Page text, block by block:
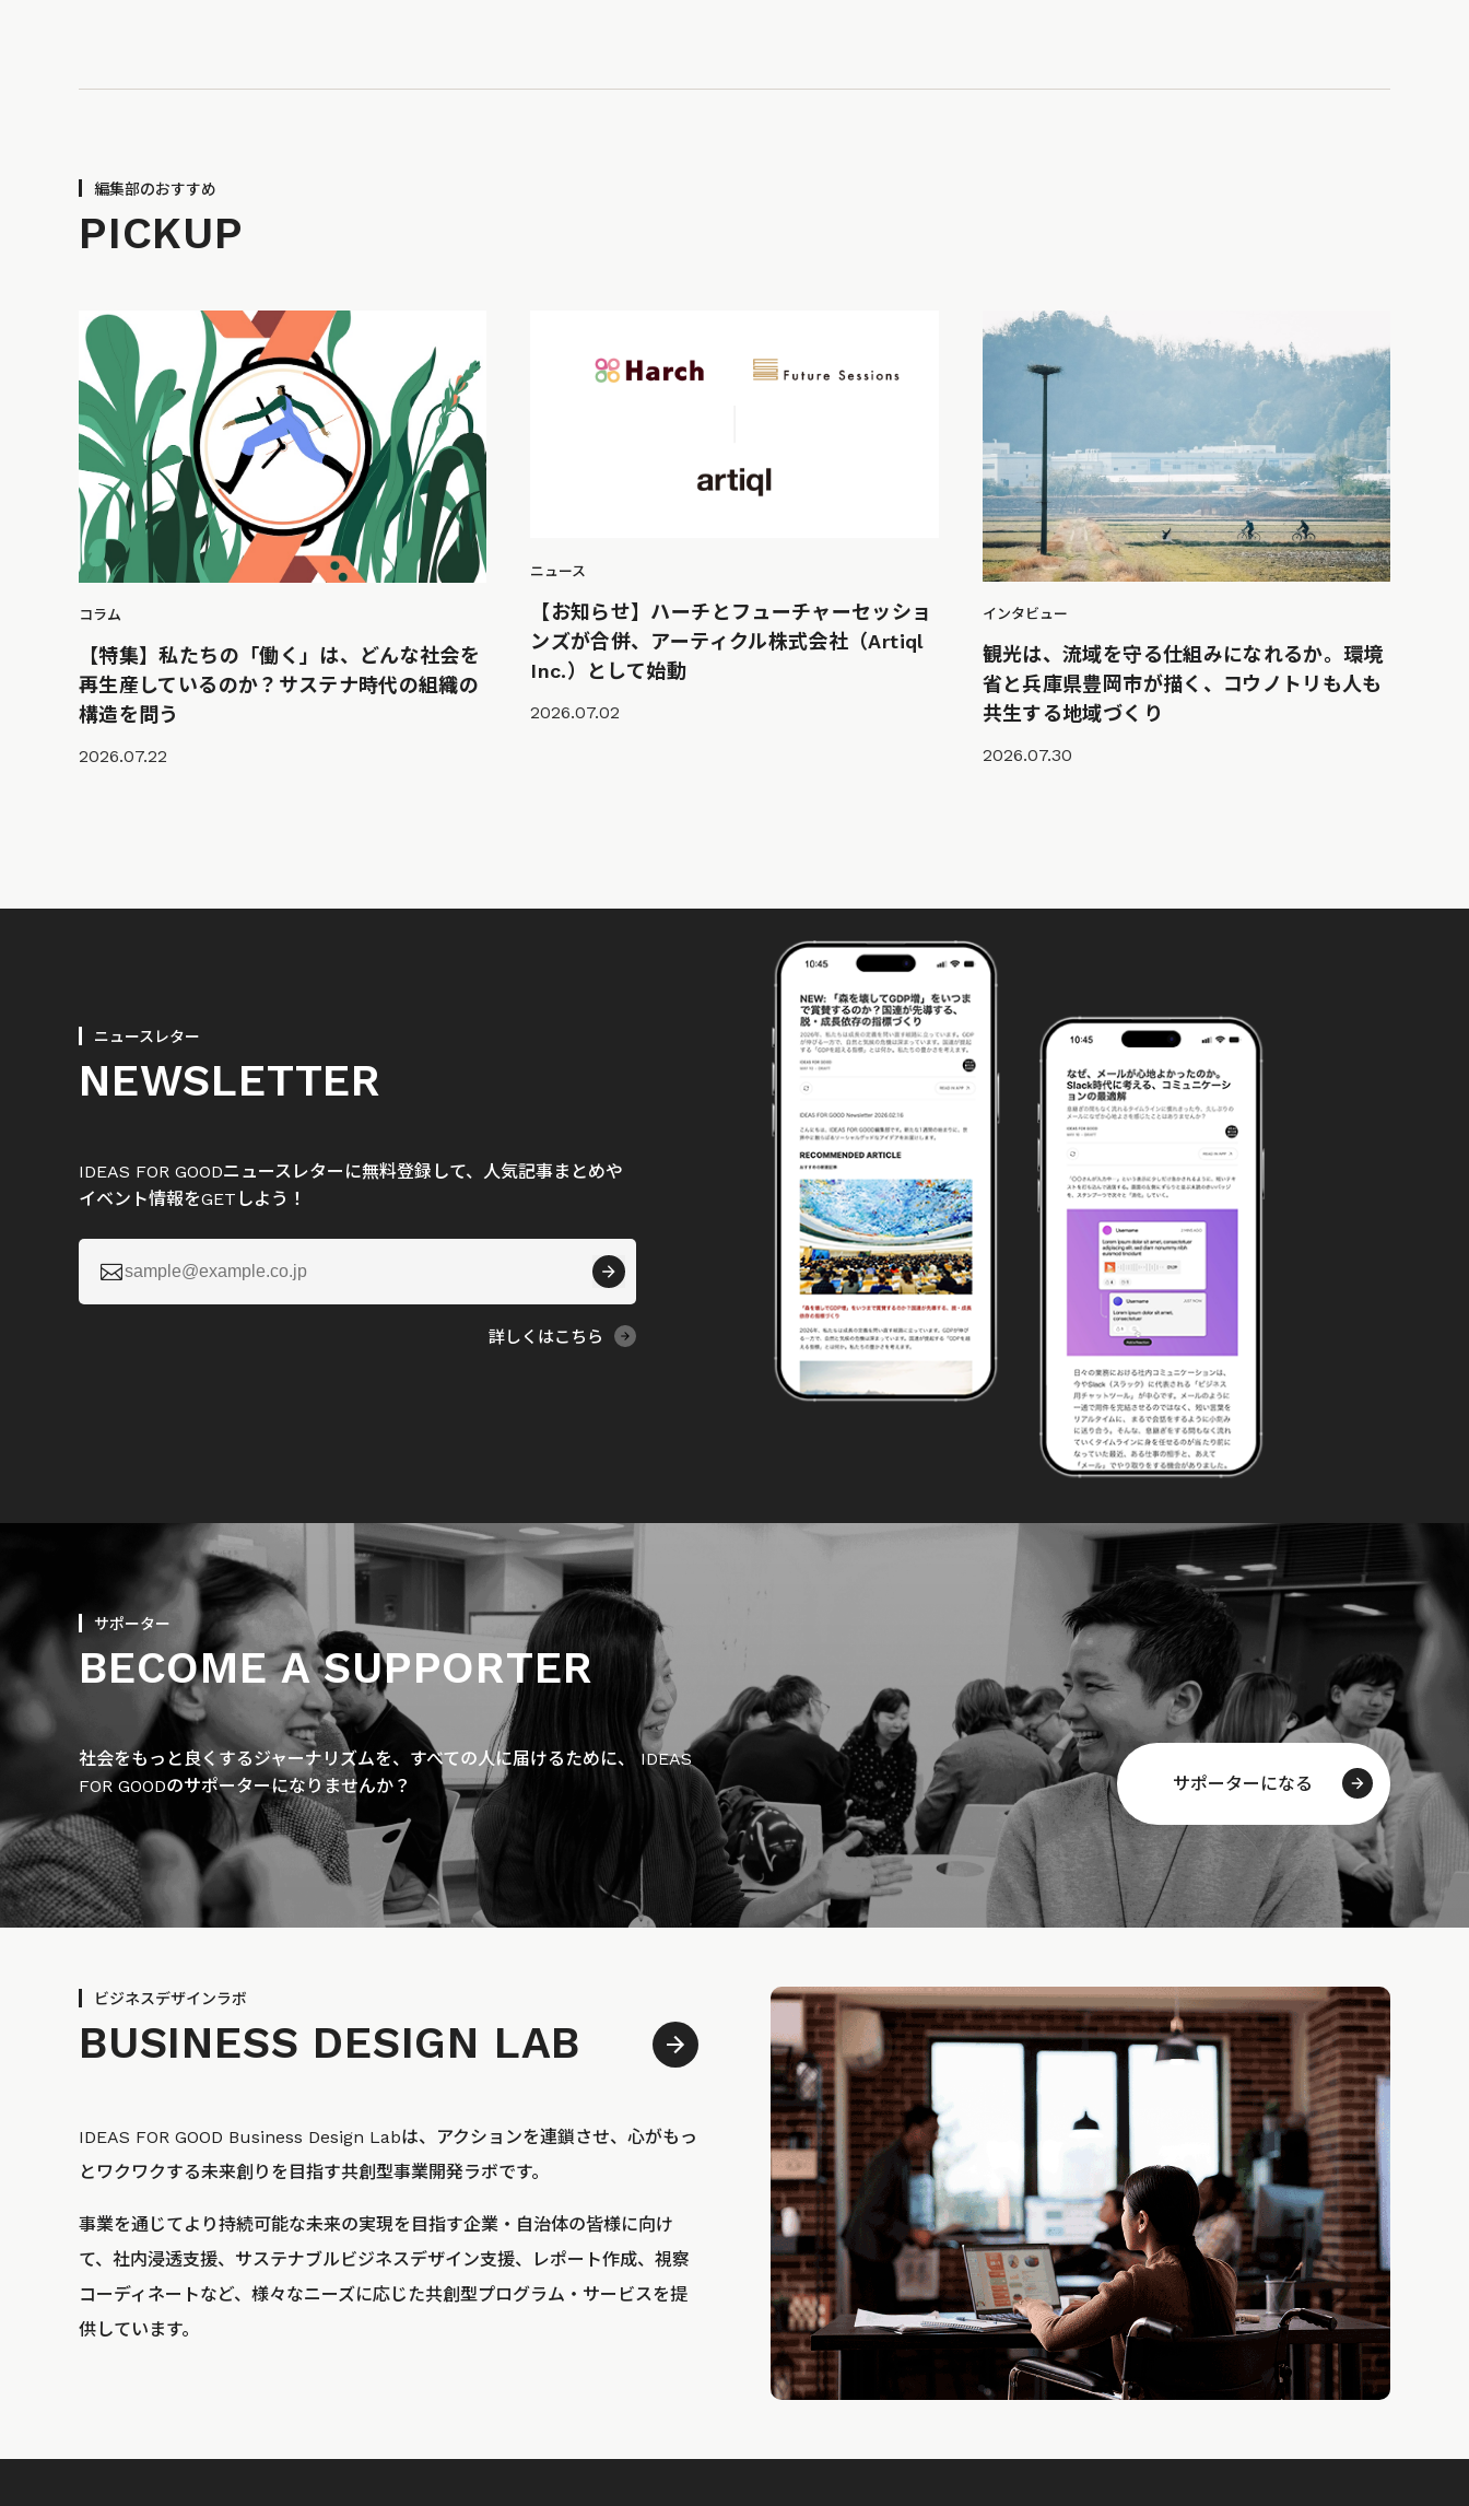
編集部のおすすめ
PICKUP
コラム
【特集】私たちの「働く」は、どんな社会を
再生産しているのか？サステナ時代の組織の
構造を問う
2026.07.22
ニュース
【お知らせ】ハーチとフューチャーセッショ
ンズが合併、アーティクル株式会社（Artiql
Inc.）として始動
2026.07.02
インタビュー
観光は、流域を守る仕組みになれるか。環境
省と兵庫県豊岡市が描く、コウノトリも人も
共生する地域づくり
2026.07.30
ニュースレター
NEWSLETTER
IDEAS FOR GOODニュースレターに無料登録して、人気記事まとめや
イベント情報をGETしよう！

詳しくはこちら
サポーター
BECOME A SUPPORTER
社会をもっと良くするジャーナリズムを、すべての人に届けるために、 IDEAS
FOR GOODのサポーターになりませんか？
サポーターになる
ビジネスデザインラボ
BUSINESS DESIGN LAB
IDEAS FOR GOOD Business Design Labは、アクションを連鎖させ、心がもっ
とワクワクする未来創りを目指す共創型事業開発ラボです。
事業を通じてより持続可能な未来の実現を目指す企業・自治体の皆様に向け
て、社内浸透支援、サステナブルビジネスデザイン支援、レポート作成、視察
コーディネートなど、様々なニーズに応じた共創型プログラム・サービスを提
供しています。